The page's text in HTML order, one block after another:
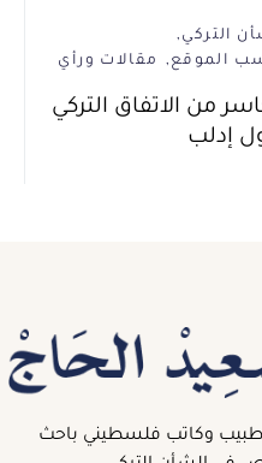
التركي
الموقع
مقالات ورأي
من الاتفاق التركي
إدلب
وكاتب فلسطيني باحث